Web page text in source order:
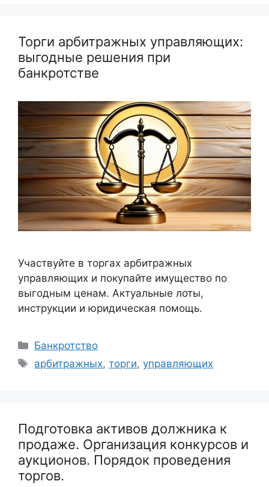
Торги арбитражных управляющих:
выгодные решения при
банкротстве
Участвуйте в торгах арбитражных
управляющих и покупайте имущество по
выгодным ценам. Актуальные лоты,
инструкции и юридическая помощь.
Рубрики
Банкротство
Метки
арбитражных,торги,управляющих
Подготовка активов должника к
продаже. Организация конкурсов и
аукционов. Порядок проведения
торгов.